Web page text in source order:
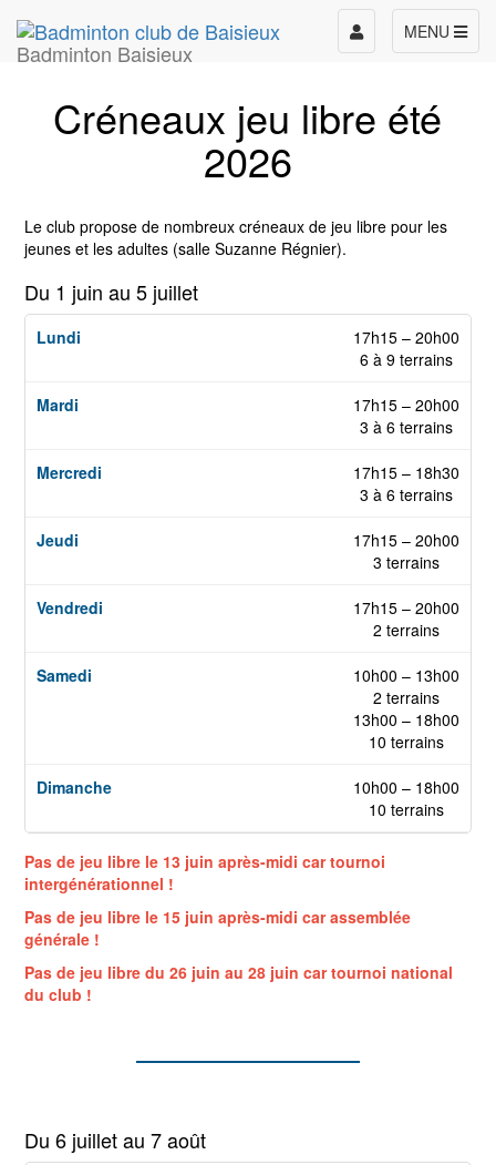
Badminton Baisieux
MENU
Toggle
navigation
Créneaux jeu libre été
2026
Le club propose de nombreux créneaux de jeu libre pour les
jeunes et les adultes (salle Suzanne Régnier).
Du 1 juin au 5 juillet
17h15 – 20h00
6 à 9 terrains
17h15 – 20h00
3 à 6 terrains
17h15 – 18h30
3 à 6 terrains
17h15 – 20h00
3 terrains
17h15 – 20h00
2 terrains
10h00 – 13h00
2 terrains
13h00 – 18h00
10 terrains
10h00 – 18h00
10 terrains
Pas de jeu libre le 13 juin après-midi car tournoi
intergénérationnel !
Pas de jeu libre le 15 juin après-midi car assemblée
générale !
Pas de jeu libre du 26 juin au 28 juin car tournoi national
du club !
Du 6 juillet au 7 août